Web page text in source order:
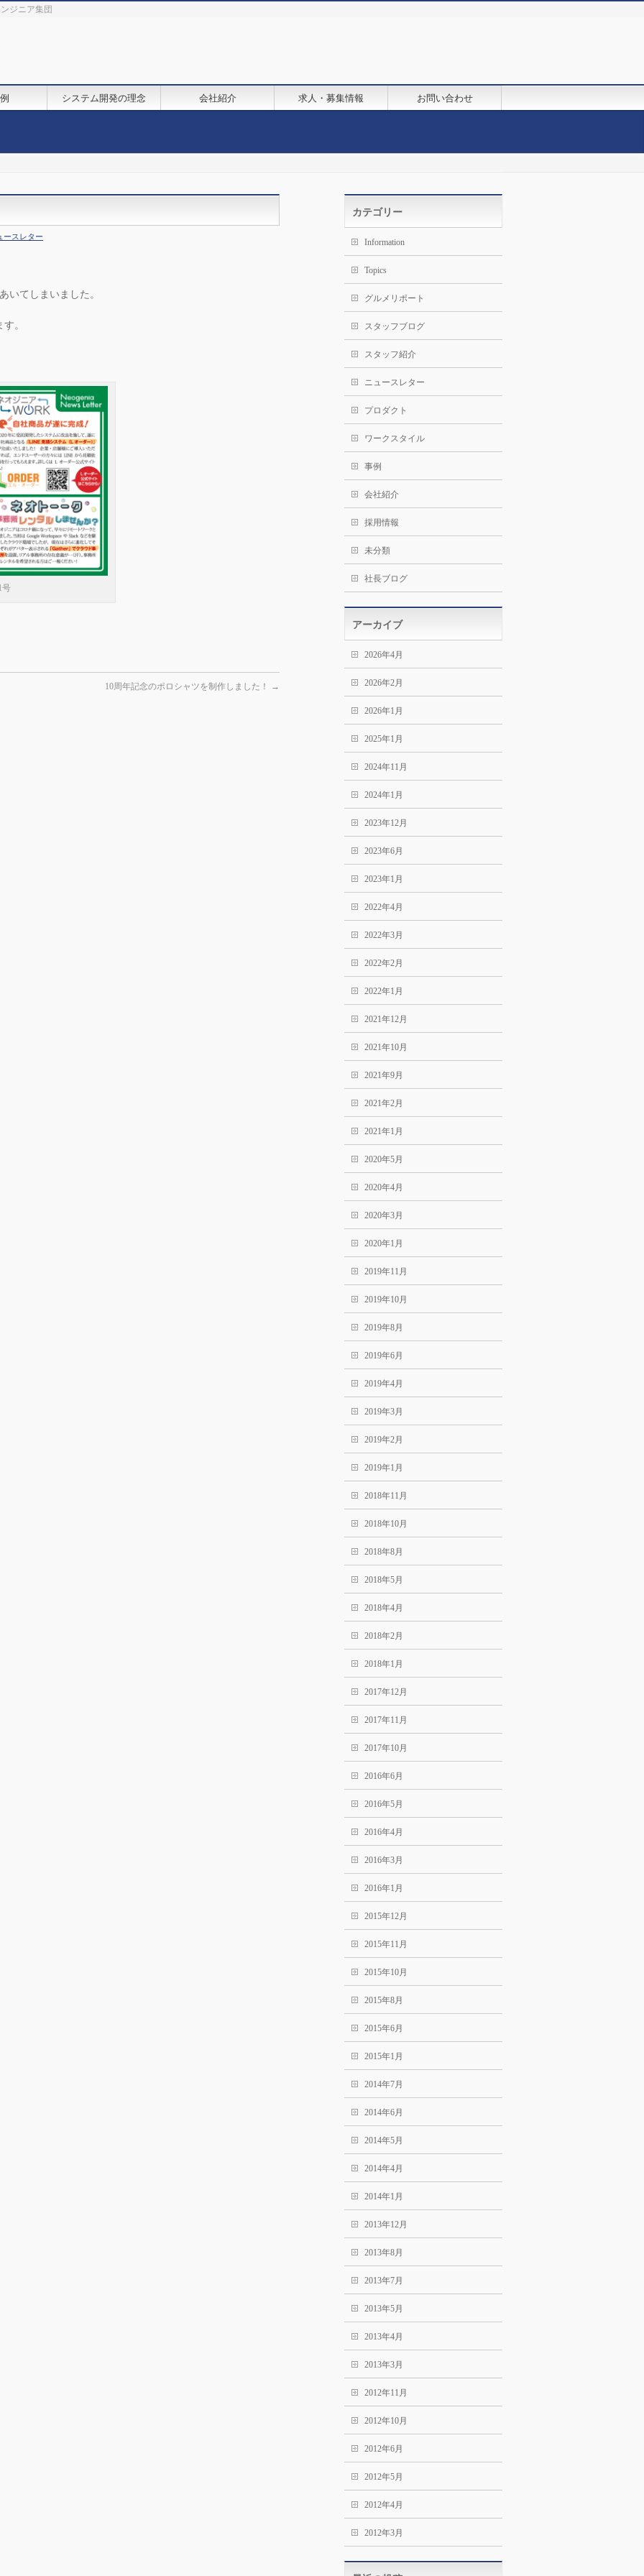
ジニア集団
システム開発の理念 会社紹介 求人・募集情報 お問い合わせ
ースレター
いてしまいました。
。
号
10周年記念のポロシャツを制作しました！ →
カテゴリー
Information
Topics
グルメリポート
スタッフブログ
スタッフ紹介
ニュースレター
プロダクト
ワークスタイル
事例
会社紹介
採用情報
未分類
社長ブログ
アーカイブ
2026年4月
2026年2月
2026年1月
2025年1月
2024年11月
2024年1月
2023年12月
2023年6月
2023年1月
2022年4月
2022年3月
2022年2月
2022年1月
2021年12月
2021年10月
2021年9月
2021年2月
2021年1月
2020年5月
2020年4月
2020年3月
2020年1月
2019年11月
2019年10月
2019年8月
2019年6月
2019年4月
2019年3月
2019年2月
2019年1月
2018年11月
2018年10月
2018年8月
2018年5月
2018年4月
2018年2月
2018年1月
2017年12月
2017年11月
2017年10月
2016年6月
2016年5月
2016年4月
2016年3月
2016年1月
2015年12月
2015年11月
2015年10月
2015年8月
2015年6月
2015年1月
2014年7月
2014年6月
2014年5月
2014年4月
2014年1月
2013年12月
2013年8月
2013年7月
2013年5月
2013年4月
2013年3月
2012年11月
2012年10月
2012年6月
2012年5月
2012年4月
2012年3月